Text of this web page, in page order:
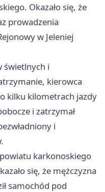
Okazało się, że
prowadzenia
w Jeleniej
świetlnych i
kierowca
kilku kilometrach jazdy
i zatrzymał
i
karkonoskiego
się, że mężczyzna
samochód pod